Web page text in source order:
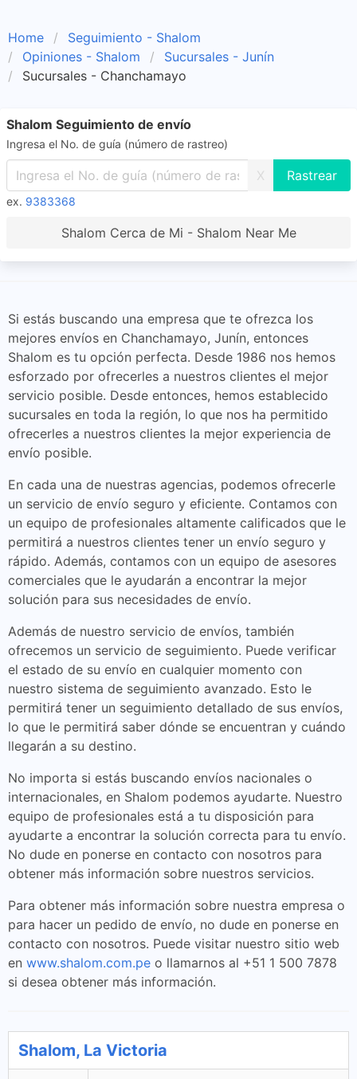
Home
Seguimiento - Shalom
Opiniones - Shalom
Sucursales - Junín
Sucursales - Chanchamayo
Shalom Seguimiento de envío
Ingresa el No. de guía (número de rastreo)
X
ex. 9383368
Shalom Cerca de Mi - Shalom Near Me
Si estás buscando una empresa que te ofrezca los
mejores envíos en Chanchamayo, Junín, entonces
Shalom es tu opción perfecta. Desde 1986 nos hemos
esforzado por ofrecerles a nuestros clientes el mejor
servicio posible. Desde entonces, hemos establecido
sucursales en toda la región, lo que nos ha permitido
ofrecerles a nuestros clientes la mejor experiencia de
envío posible.
En cada una de nuestras agencias, podemos ofrecerle
un servicio de envío seguro y eficiente. Contamos con
un equipo de profesionales altamente calificados que le
permitirá a nuestros clientes tener un envío seguro y
rápido. Además, contamos con un equipo de asesores
comerciales que le ayudarán a encontrar la mejor
solución para sus necesidades de envío.
Además de nuestro servicio de envíos, también
ofrecemos un servicio de seguimiento. Puede verificar
el estado de su envío en cualquier momento con
nuestro sistema de seguimiento avanzado. Esto le
permitirá tener un seguimiento detallado de sus envíos,
lo que le permitirá saber dónde se encuentran y cuándo
llegarán a su destino.
No importa si estás buscando envíos nacionales o
internacionales, en Shalom podemos ayudarte. Nuestro
equipo de profesionales está a tu disposición para
ayudarte a encontrar la solución correcta para tu envío.
No dude en ponerse en contacto con nosotros para
obtener más información sobre nuestros servicios.
Para obtener más información sobre nuestra empresa o
para hacer un pedido de envío, no dude en ponerse en
contacto con nosotros. Puede visitar nuestro sitio web
en www.shalom.com.pe o llamarnos al +51 1 500 7878
si desea obtener más información.
Shalom, La Victoria